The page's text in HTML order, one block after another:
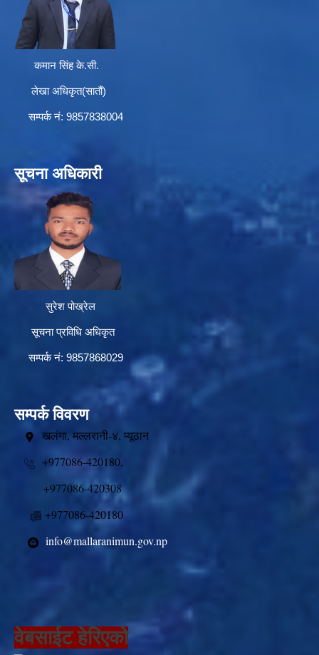
कमान सिंह के.सी.
लेखा अधिकृत(सातौं)
सम्पर्क न‌ं: 9857838004
सूचना अधिकारी
सुरेश पोख्रेल
सूचना प्रविधि अधिकृत
सम्पर्क नं: 9857868029
सम्पर्क विवरण
खलंगा, मल्लरानी-४, प्यूठान
+977086-420180,
+977086-420308
+977086-420180
info@mallaranimun.gov.np
वेबसाईट हेरिएको